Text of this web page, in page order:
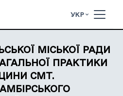
УКР
МІСЬКОЇ РАДИ
ПРАКТИКИ
СМТ.